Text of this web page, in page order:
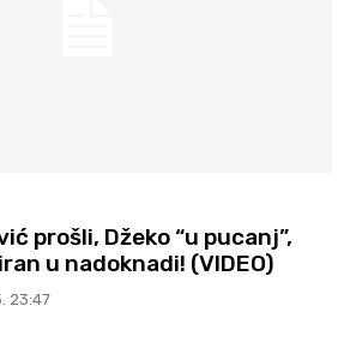
prošli, Džeko “u pucanj”,
u nadoknadi! (VIDEO)
23:47